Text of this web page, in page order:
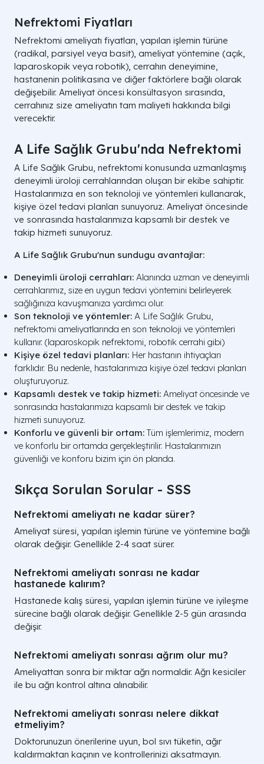
Nefrektomi Fiyatları
Nefrektomi ameliyatı fiyatları, yapılan işlemin türüne
(radikal, parsiyel veya basit), ameliyat yöntemine (açık,
laparoskopik veya robotik), cerrahın deneyimine,
hastanenin politikasına ve diğer faktörlere bağlı olarak
değişebilir. Ameliyat öncesi konsültasyon sırasında,
cerrahınız size ameliyatın tam maliyeti hakkında bilgi
verecektir.
A Life Sağlık Grubu'nda Nefrektomi
A Life Sağlık Grubu, nefrektomi konusunda uzmanlaşmış
deneyimli üroloji cerrahlarından oluşan bir ekibe sahiptir.
Hastalarımıza en son teknoloji ve yöntemleri kullanarak,
kişiye özel tedavi planları sunuyoruz. Ameliyat öncesinde
ve sonrasında hastalarımıza kapsamlı bir destek ve
takip hizmeti sunuyoruz.
A Life Sağlık Grubu'nun sundugu avantajlar:
Deneyimli üroloji cerrahları: Alanında uzman ve deneyimli
cerrahlarımız, size en uygun tedavi yöntemini belirleyerek
sağlığınıza kavuşmanıza yardımcı olur.
Son teknoloji ve yöntemler: A Life Sağlık Grubu,
nefrektomi ameliyatlarında en son teknoloji ve yöntemleri
kullanır. (laparoskopik nefrektomi, robotik cerrahi gibi)
Kişiye özel tedavi planları: Her hastanın ihtiyaçları
farklıdır. Bu nedenle, hastalarımıza kişiye özel tedavi planları
oluşturuyoruz.
Kapsamlı destek ve takip hizmeti: Ameliyat öncesinde ve
sonrasında hastalarımıza kapsamlı bir destek ve takip
hizmeti sunuyoruz.
Konforlu ve güvenli bir ortam: Tüm işlemlerimiz, modern
ve konforlu bir ortamda gerçekleştirilir. Hastalarımızın
güvenliği ve konforu bizim için ön planda.
Sıkça Sorulan Sorular - SSS
Nefrektomi ameliyatı ne kadar sürer?
Ameliyat süresi, yapılan işlemin türüne ve yöntemine bağlı
olarak değişir. Genellikle 2-4 saat sürer.
Nefrektomi ameliyatı sonrası ne kadar
hastanede kalırım?
Hastanede kalış süresi, yapılan işlemin türüne ve iyileşme
sürecine bağlı olarak değişir. Genellikle 2-5 gün arasında
değişir.
Nefrektomi ameliyatı sonrası ağrım olur mu?
Ameliyattan sonra bir miktar ağrı normaldir. Ağrı kesiciler
ile bu ağrı kontrol altına alınabilir.
Nefrektomi ameliyatı sonrası nelere dikkat
etmeliyim?
Doktorunuzun önerilerine uyun, bol sıvı tüketin, ağır
kaldırmaktan kaçının ve kontrollerinizi aksatmayın.